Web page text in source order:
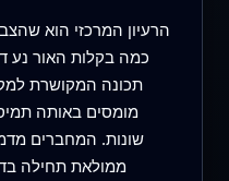
הרעיון המרכזי הוא
כמה בקלות האור נע
תכונה המקושרת
מומסים באותה
שונות. המחברים
ממולאת תחילה